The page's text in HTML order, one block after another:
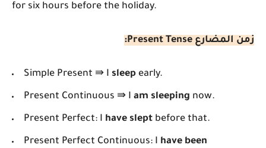
for six hours before the holiday.
زمن المضارع Present Tense:
Simple Present ⇛ I sleep early.
Present Continuous ⇛ I am sleeping now.
Present Perfect: I have slept before that.
Present Perfect Continuous: I have been